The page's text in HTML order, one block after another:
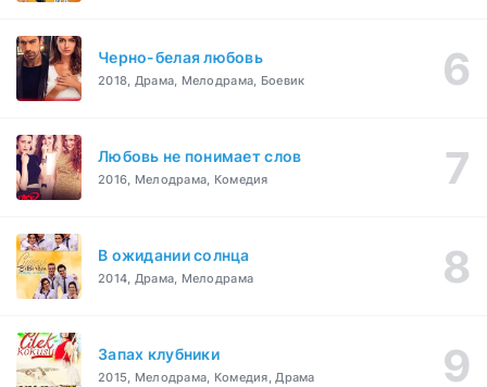
Черно-белая любовь
2018, Драма, Мелодрама, Боевик
Любовь не понимает слов
2016, Мелодрама, Комедия
В ожидании солнца
2014, Драма, Мелодрама
Запах клубники
2015, Мелодрама, Комедия, Драма